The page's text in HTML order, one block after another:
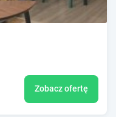
Zobacz ofertę